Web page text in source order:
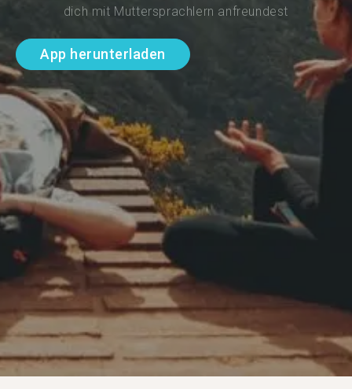
dich mit Muttersprachlern anfreundest
App herunterladen